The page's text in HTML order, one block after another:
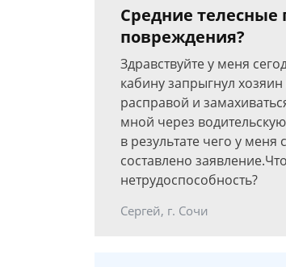
Средние телесные
повреждения?
Здравствуйте у меня
кабину запрыгнул
расправой и
мной через
в результате чего у
составлено
нетрудоспособность?
Сергей, г. Сочи